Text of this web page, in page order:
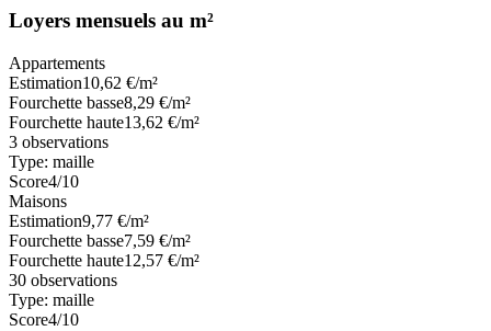
Loyers mensuels au m²
Appartements
Estimation10,62 €/m²
Fourchette basse8,29 €/m²
Fourchette haute13,62 €/m²
3 observations
Type: maille
Score4/10
Maisons
Estimation9,77 €/m²
Fourchette basse7,59 €/m²
Fourchette haute12,57 €/m²
30 observations
Type: maille
Score4/10